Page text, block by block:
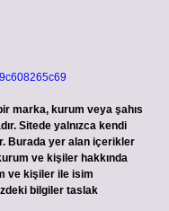
marka, kurum veya şahıs
Sitede yalnızca kendi
Burada yer alan içerikler
ve kişiler hakkında
ve kişiler ile isim
bilgiler taslak